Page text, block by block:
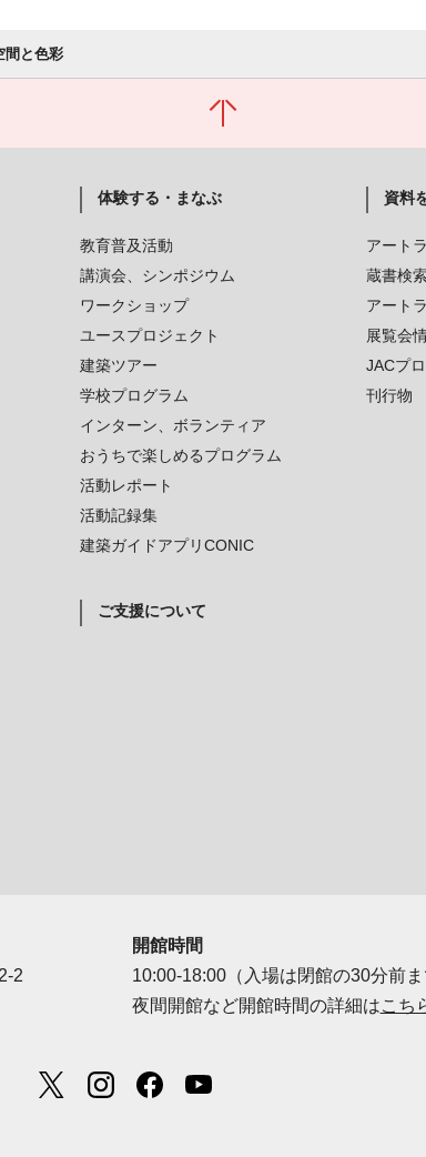
間と色彩
体験する・まなぶ
教育普及活動
講演会、シンポジウム
ワークショップ
ユースプロジェクト
建築ツアー
学校プログラム
インターン、ボランティア
おうちで楽しめるプログラム
活動レポート
活動記録集
建築ガイドアプリCONIC
資料
アート
蔵書検
アート
展覧会
JACプ
刊行物
ご支援について
2
開館時間
10:00-18:00（入場は閉館の30分前ま
夜間開館など開館時間の詳細はこち